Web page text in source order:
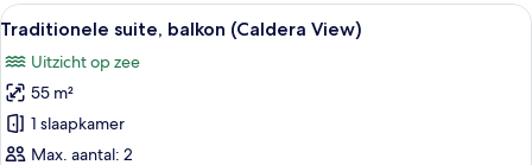
slaapkamers
View)
Alle
foto's
voor
Traditionele
suite,
balkon
Een modern interieur met een
3
Traditionele suite, balkon (Caldera View)
Uitzicht op zee
55 m²
1 slaapkamer
Max. aantal: 2